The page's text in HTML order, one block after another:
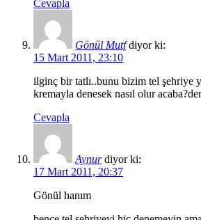
Cevapla
Gönül Mutf diyor ki:
15 Mart 2011, 23:10
ilginç bir tatlı..bunu bizim tel şehriye
kremayla denesek nasıl olur
Cevapla
Aynur diyor ki:
17 Mart 2011, 20:37
Gönül hanım